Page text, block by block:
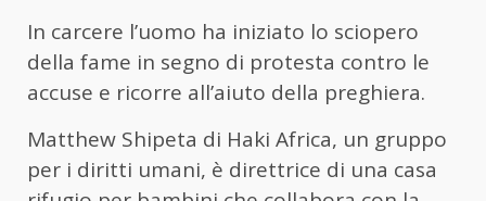
In carcere l’uomo ha iniziato lo sciopero
della fame in segno di protesta contro le
accuse e ricorre all’aiuto della preghiera.
Matthew Shipeta di Haki Africa, un gruppo
per i diritti umani, è direttrice di una casa